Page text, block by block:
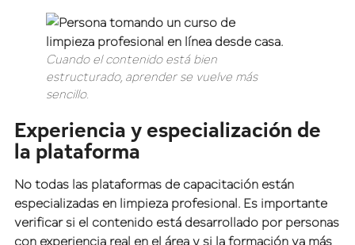
Cuando el contenido está bien
estructurado, aprender se vuelve más
sencillo.
Experiencia y especialización de
la plataforma
No todas las plataformas de capacitación están
especializadas en limpieza profesional. Es importante
verificar si el contenido está desarrollado por personas
con experiencia real en el área y si la formación va más